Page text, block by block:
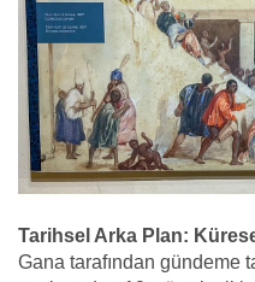
Tarihsel Arka Plan:
Gana tarafından gündeme